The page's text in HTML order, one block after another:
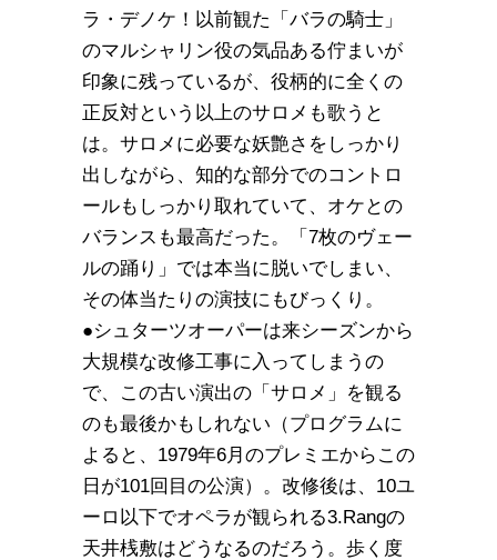
ラ・デノケ！以前観た「バラの騎士」
のマルシャリン役の気品ある佇まいが
印象に残っているが、役柄的に全くの
正反対という以上のサロメも歌うと
は。サロメに必要な妖艶さをしっかり
出しながら、知的な部分でのコントロ
ールもしっかり取れていて、オケとの
バランスも最高だった。「7枚のヴェー
ルの踊り」では本当に脱いでしまい、
その体当たりの演技にもびっくり。
●シュターツオーパーは来シーズンから
大規模な改修工事に入ってしまうの
で、この古い演出の「サロメ」を観る
のも最後かもしれない（プログラムに
よると、1979年6月のプレミエからこの
日が101回目の公演）。改修後は、10ユ
ーロ以下でオペラが観られる3.Rangの
天井桟敷はどうなるのだろう。歩く度